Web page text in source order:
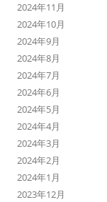
2024年11月
2024年10月
2024年9月
2024年8月
2024年7月
2024年6月
2024年5月
2024年4月
2024年3月
2024年2月
2024年1月
2023年12月